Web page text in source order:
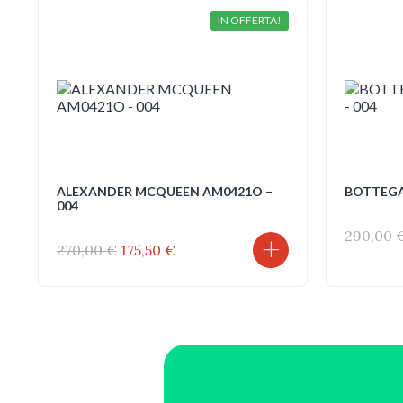
IN OFFERTA!
ALEXANDER MCQUEEN AM0421O –
004
270,00€ Il
175,50 €Il
290,00